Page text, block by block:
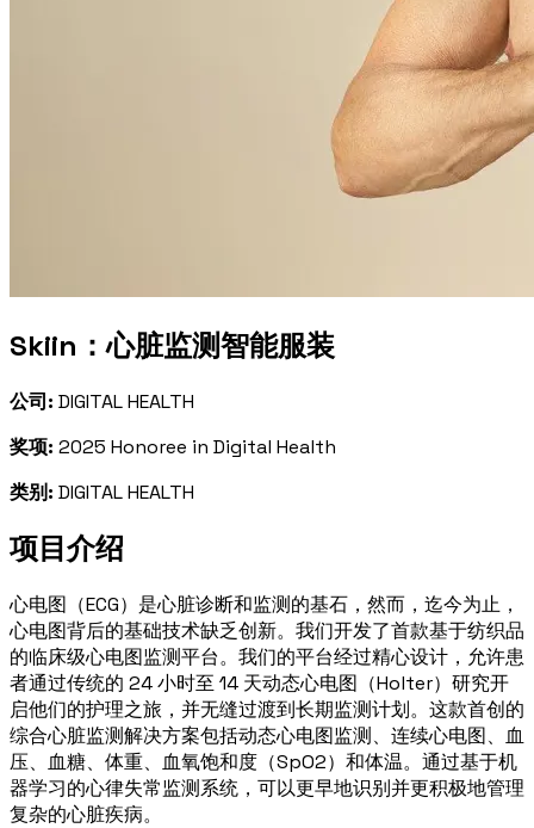
Skiin：心脏监测智能服装
公司: DIGITAL HEALTH
奖项: 2025 Honoree in Digital Health
类别: DIGITAL HEALTH
项目介绍
心电图（ECG）是心脏诊断和监测的基石，然而，迄今为止，
心电图背后的基础技术缺乏创新。我们开发了首款基于纺织品
的临床级心电图监测平台。我们的平台经过精心设计，允许患
者通过传统的 24 小时至 14 天动态心电图（Holter）研究开
启他们的护理之旅，并无缝过渡到长期监测计划。这款首创的
综合心脏监测解决方案包括动态心电图监测、连续心电图、血
压、血糖、体重、血氧饱和度（SpO2）和体温。通过基于机
器学习的心律失常监测系统，可以更早地识别并更积极地管理
复杂的心脏疾病。